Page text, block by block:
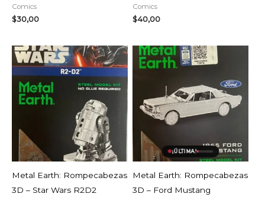
Comics
$30,00
Comics
$40,00
AGOTADO
Metal Earth: Rompecabezas
3D – Star Wars R2D2
¡ÚLTIMA!
Metal Earth: Rompecabezas
3D – Ford Mustang